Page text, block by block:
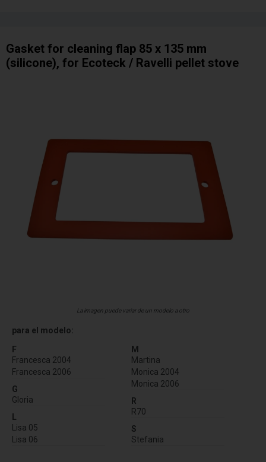
Gasket for cleaning flap 85 x 135 mm
(silicone), for Ecoteck / Ravelli pellet stove
La imagen puede variar de un modelo a otro
para el modelo:
F
Francesca 2004
Francesca 2006
G
Gloria
L
Lisa 05
Lisa 06
M
Martina
Monica 2004
Monica 2006
R
R70
S
Stefania